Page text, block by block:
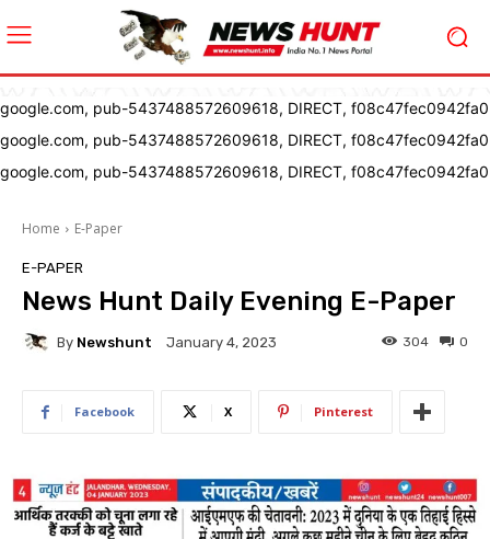
google.com, pub-5437488572609618, DIRECT, f08c47fec0942fa0
google.com, pub-5437488572609618, DIRECT, f08c47fec0942fa0
google.com, pub-5437488572609618, DIRECT, f08c47fec0942fa0
Home E-Paper
E-PAPER
News Hunt Daily Evening E-Paper
By Newshunt January 4, 2023 0
304
Facebook X Pinterest